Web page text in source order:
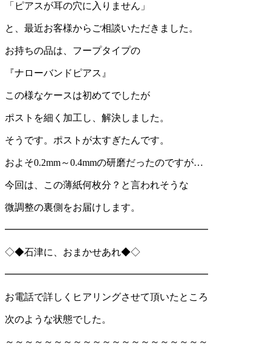
「ピアスが耳の穴に入りません」
と、最近お客様からご相談いただきました。
お持ちの品は、フープタイプの
『ナローバンドピアス』
この様なケースは初めてでしたが
ポストを細く加工し、解決しました。
そうです。ポストが太すぎたんです。
およそ0.2mm～0.4mmの研磨だったのですが…
今回は、この薄紙何枚分？と言われそうな
微調整の裏側をお届けします。
━━━━━━━━━━━━━━━━━━━━━
◇◆石津に、おまかせあれ◆◇
━━━━━━━━━━━━━━━━━━━━━
お電話で詳しくヒアリングさせて頂いたところ
次のような状態でした。
～～～～～～～～～～～～～～～～～～～～～